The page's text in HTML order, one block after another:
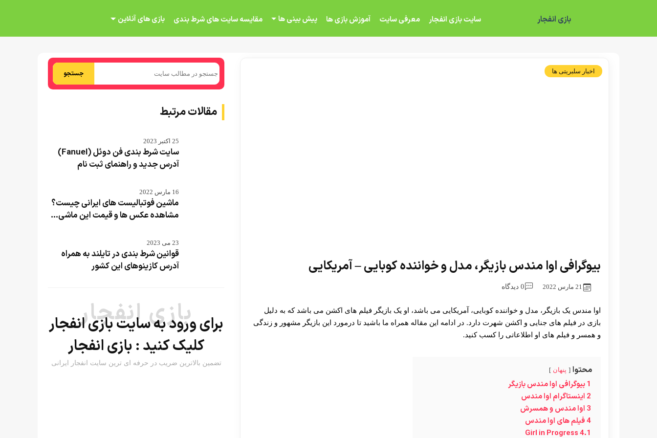
بازی انفجار سایت بازی انفجار معرفی سایت آموزش بازی ها پیش بینی ها مقایسه سایت های شرط بندی بازی های آنلاین
اخبار سلبریتی ها
بیوگرافی اوا مندس بازیگر، مدل و خواننده کوبایی – آمریکایی
21 مارس 2022 0 دیدگاه
اوا مندس یک بازیگر، مدل و خواننده کوبایی، آمریکایی می باشد، او یک بازیگر فیلم های اکشن می باشد که به دلیل
بازی در فیلم های جنایی و اکشن شهرت دارد. در ادامه این مقاله همراه ما باشید تا درمورد این بازیگر مشهور و زندگی
و همسر و فیلم های او اطلاعاتی را کسب کنید.
محتوا پنهان
1بیوگرافی اوا مندس بازیگر
2 اینستاگرام اوا مندس
3 اوا مندس و همسرش
4فیلم های اوا مندس
4.1
Girl in Progress
جستجو
مقالات مرتبط
25 اکتبر 2023
سایت شرط بندی فن دوئل (Fanuel)
آدرس جدید و راهنمای ثبت نام
16 مارس 2022
ماشین فوتبالیست های ایرانی چیست؟
مشاهده عکس ها و قیمت این ماشی...
23 می 2023
قوانین شرط بندی در تایلند به همراه
آدرس کازینوهای این کشور
بازی انفجار
برای ورود به سایت بازی انفجار
کلیک کنید : بازی انفجار
تضمین بالاترین ضریب در حرفه ای ترین سایت انفجار ایرانی